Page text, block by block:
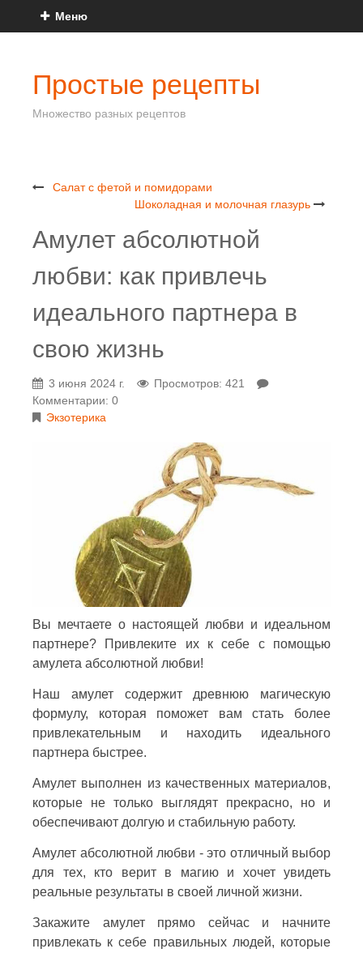
Меню
Простые рецепты
Множество разных рецептов
Салат с фетой и помидорами
Шоколадная и молочная глазурь
Амулет абсолютной
любви: как привлечь
идеального партнера в
свою жизнь
3 июня 2024 г.
Просмотров: 421
Комментарии: 0
Экзотерика
Вы мечтаете о настоящей любви и идеальном
партнере? Привлеките их к себе с помощью
амулета абсолютной любви!
Наш амулет содержит древнюю магическую
формулу, которая поможет вам стать более
привлекательным и находить идеального
партнера быстрее.
Амулет выполнен из качественных материалов,
которые не только выглядят прекрасно, но и
обеспечивают долгую и стабильную работу.
Амулет абсолютной любви - это отличный выбор
для тех, кто верит в магию и хочет увидеть
реальные результаты в своей личной жизни.
Закажите амулет прямо сейчас и начните
привлекать к себе правильных людей, которые